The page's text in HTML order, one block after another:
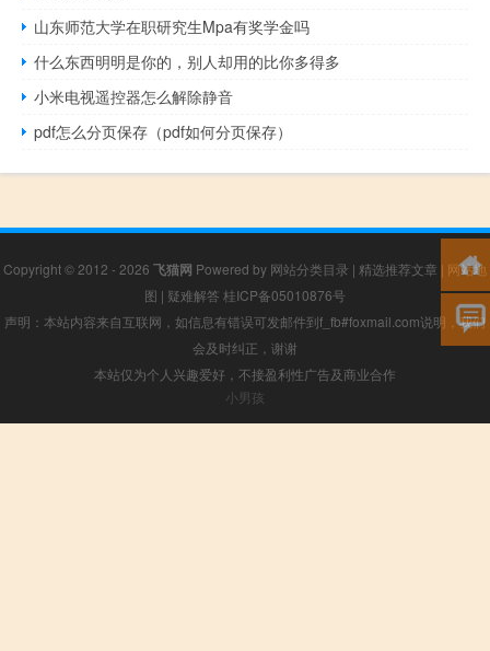
山东师范大学在职研究生Mpa有奖学金吗
什么东西明明是你的，别人却用的比你多得多
小米电视遥控器怎么解除静音
pdf怎么分页保存（pdf如何分页保存）
Copyright © 2012 - 2026 飞猫网 Powered by 网站分类目录 | 精选推荐文章 | 网站地
图 | 疑难解答 桂ICP备05010876号
声明：本站内容来自互联网，如信息有错误可发邮件到f_fb#foxmail.com说明，我们
会及时纠正，谢谢
本站仅为个人兴趣爱好，不接盈利性广告及商业合作
小男孩